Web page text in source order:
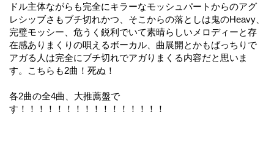
ドル主体ながらも完全にキラーなモッシュパートからのアグ
レシッブさもブチ切れかつ、そこからの落としは鬼のHeavy、
完璧モッシー、危うく鋭利でいて素晴らしいメロディーと存
在感ありまくりの唄えるボーカル、曲展開とかもばっちりで
アガる人は完全にブチ切れでアガりまくる内容だと思いま
す。こちらも2曲！死ぬ！
各2曲の全4曲、大推薦盤で
す！！！！！！！！！！！！！！！！